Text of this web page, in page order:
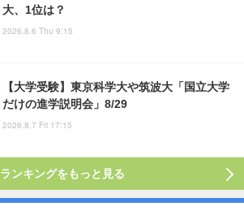
大、1位は？
2026.8.6 Thu 9:15
【大学受験】東京科学大や筑波大「国立大学
だけの進学説明会」8/29
2026.8.7 Fri 17:15
ランキングをもっと見る